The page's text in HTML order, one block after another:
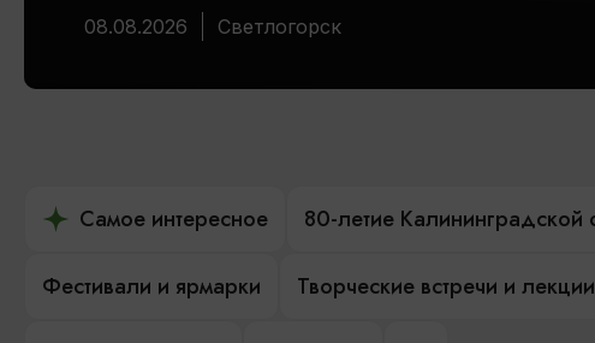
08.08.2026 Светлогорск
Самое интересное 80-летие Калининградской
Фестивали и ярмарки Творческие встречи и лекции